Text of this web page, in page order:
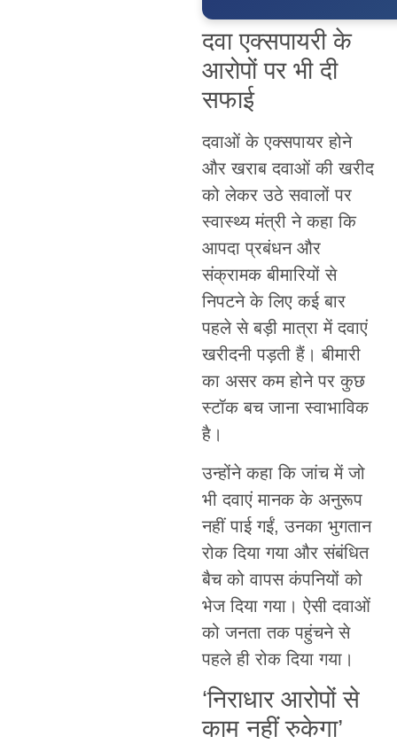
दवा एक्सपायरी के
आरोपों पर भी दी
सफाई
दवाओं के एक्सपायर होने
और खराब दवाओं की खरीद
को लेकर उठे सवालों पर
स्वास्थ्य मंत्री ने कहा कि
आपदा प्रबंधन और
संक्रामक बीमारियों से
निपटने के लिए कई बार
पहले से बड़ी मात्रा में दवाएं
खरीदनी पड़ती हैं। बीमारी
का असर कम होने पर कुछ
स्टॉक बच जाना स्वाभाविक
है।
उन्होंने कहा कि जांच में जो
भी दवाएं मानक के अनुरूप
नहीं पाई गईं, उनका भुगतान
रोक दिया गया और संबंधित
बैच को वापस कंपनियों को
भेज दिया गया। ऐसी दवाओं
को जनता तक पहुंचने से
पहले ही रोक दिया गया।
‘निराधार आरोपों से
काम नहीं रुकेगा’